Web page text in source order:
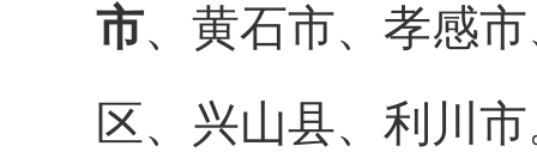
市、黄石市、孝感
区、兴山县、利川